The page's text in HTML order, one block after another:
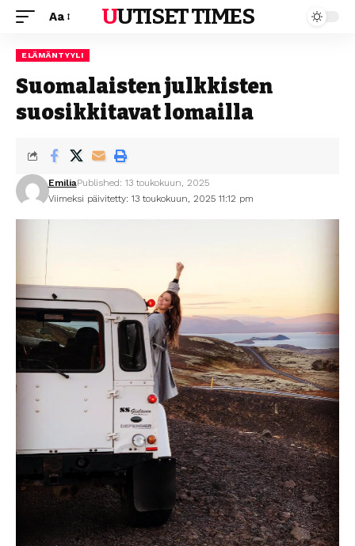
Aa UUTISET TIMES
ELÄMÄNTYYLI
Suomalaisten julkkisten
suosikkitavat lomailla
Viimeksi päivitetty: 13 toukokuun, 2025 11:12 pm
EmiliaPublished: 13 toukokuun, 2025